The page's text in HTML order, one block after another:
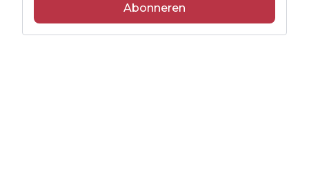
Abonneren